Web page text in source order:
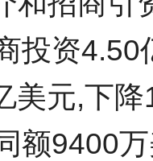
投资
美元,下
额9400